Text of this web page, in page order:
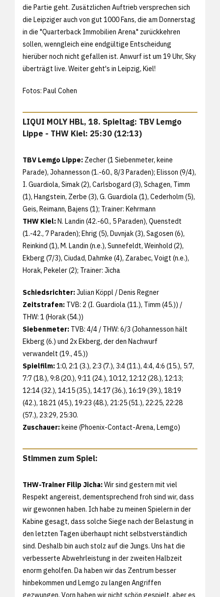
die Partie geht. Zusätzlichen Auftrieb versprechen sich
die Leipziger auch von gut 1000 Fans, die am Donnerstag
in die "Quarterback Immobilien Arena" zurückkehren
sollen, wenngleich eine endgültige Entscheidung
hierüber noch nicht gefallen ist. Anwurf ist um 19 Uhr, Sky
überträgt live. Weiter geht's in Leipzig, Kiel!
Fotos: Paul Cohen
LIQUI MOLY HBL, 18. Spieltag: TBV Lemgo
Lippe - THW Kiel: 25:30 (12:13)
TBV Lemgo Lippe: Zecher (1 Siebenmeter, keine
Parade), Johannesson (1.-60., 8/3 Paraden); Elisson (9/4),
I. Guardiola, Simak (2), Carlsbogard (3), Schagen, Timm
(1), Hangstein, Zerbe (3), G. Guardiola (1), Cederholm (5),
Geis, Reimann, Bajens (1); Trainer: Kehrmann
THW Kiel:N. Landin (42.-60., 5 Paraden), Quenstedt
(1.-42., 7 Paraden); Ehrig (5), Duvnjak (3), Sagosen (6),
Reinkind (1), M. Landin (n.e.), Sunnefeldt, Weinhold (2),
Ekberg (7/3), Ciudad, Dahmke (4), Zarabec, Voigt (n.e.),
Horak, Pekeler (2); Trainer: Jicha
Schiedsrichter:Julian Köppl / Denis Regner
Zeitstrafen: TVB: 2 (I. Guardiola (11.), Timm (45.)) /
THW: 1 (Horak (54.))
Siebenmeter: TVB: 4/4 / THW: 6/3 (Johannesson hält
Ekberg (6.) und 2x Ekberg, der den Nachwurf
verwandelt (19., 45.))
Spielfilm:1:0, 2:1 (3.), 2:3 (7.), 3:4 (11.), 4:4, 4:6 (15.), 5:7,
7:7 (18.), 9:8 (20.), 9:11 (24.), 10:12, 12:12 (28.), 12:13;
12:14 (32.), 14:15 (35.), 14:17 (36.), 16:19 (39.), 18:19
(42.), 18:21 (45.), 19:23 (48.), 21:25 (51.), 22:25, 22:28
(57.), 23:29, 25:30.
Zuschauer:keine (Phoenix-Contact-Arena, Lemgo)
Stimmen zum Spiel:
THW-Trainer Filip Jicha:Wir sind gestern mit viel
Respekt angereist, dementsprechend froh sind wir, dass
wir gewonnen haben. Ich habe zu meinen Spielern in der
Kabine gesagt, dass solche Siege nach der Belastung in
den letzten Tagen überhaupt nicht selbstverständlich
sind. Deshalb bin auch stolz auf die Jungs. Uns hat die
verbesserte Abwehrleistung in der zweiten Halbzeit
enorm geholfen. Da haben wir das Zentrum besser
hinbekommen und Lemgo zu langen Angriffen
gezwungen. Vorn haben wir nicht schön gespielt, aber es